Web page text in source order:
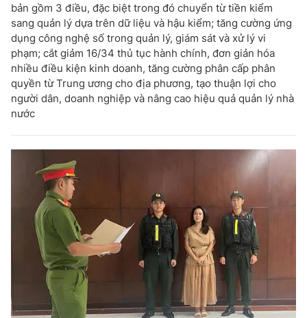
bản gồm 3 điều, đặc biệt trong đó chuyển từ tiền kiểm
sang quản lý dựa trên dữ liệu và hậu kiểm; tăng cường ứng
dụng công nghệ số trong quản lý, giám sát và xử lý vi
phạm; cắt giảm 16/34 thủ tục hành chính, đơn giản hóa
nhiều điều kiện kinh doanh, tăng cường phân cấp phân
quyền từ Trung ương cho địa phương, tạo thuận lợi cho
người dân, doanh nghiệp và nâng cao hiệu quả quản lý nhà
nước